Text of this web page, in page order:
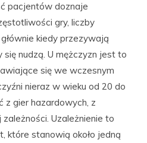
pacjentów doznaje
gry, liczby
kiedy przezywają
nudzą. U mężczyzn jest to
się we wczesnym
nieraz w wieku od 20 do
z gier hazardowych, z
Uzależnienie to
które stanowią około jedną